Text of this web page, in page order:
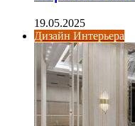
19.05.2025
Дизайн Интерьера